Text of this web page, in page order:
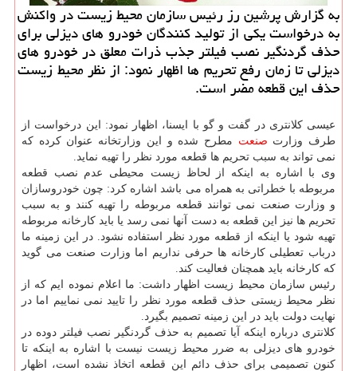
به گزارش پرشین رز رئیس سازمان محیط زیست در واكنش
به درخواست یكی از تولید كنندگان خودرو های دیزلی برای
حذف گردنگیر نصب فیلتر جذب ذرات معلق در خودرو های
دیزلی تا زمان رفع تحریم ها اظهار نمود: از نظر محیط زیست
حذف این قطعه مضر است.
عیسی كلانتری در گفت و گو با ایسنا، اظهار نمود: این درخواست از
طرف وزارت صنعت مطرح شده و این وزارتخانه عنوان كرده كه
نمی تواند به سبب تحریم ها قطعه مورد نظر را تهیه نماید.
وی با اشاره به اینكه از لحاظ زیست محیطی عدم نصب قطعه
مربوطه با خطراتی به همراه می باشد اشاره كرد: چون خودروسازان
و وزارت صنعت نمی توانند قطعه مربوطه را تهیه كنند و به سبب
تحریم ها نیز این قطعه به دست آنها نمی رسد یا باید كارخانه مربوطه
تهیه شود یا اینكه از قطعه مورد نظر استفاده نشود. در این زمینه ما
درباب تعطیلی كارخانه ها حرفی نداریم اما وزارت صنعت می گوید
كه كارخانه باید همچنان فعالیت كند.
رئیس سازمان محیط زیست اظهار داشت: ما اعلام نموده ایم كه از
نظر محیط زیستی حذف قطعه مورد نظر را تایید نمی نماییم اما در
نهایت دولت باید در این زمینه تصمیم بگیرد.
كلانتری درباره اینكه آیا تصمیم به حذف گردنگیر نصب فیلتر دوده در
خودرو های دیزلی به ضرر محیط زیست نیست با اشاره به اینكه تا
كنون تصمیمی برای حذف دائم این قطعه اتخاذ نشده است، اظهار